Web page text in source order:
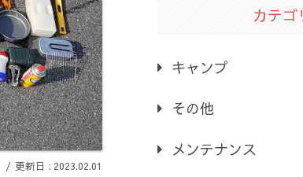
2023.02.01
カテゴ
キャンプ
その他
メンテナンス